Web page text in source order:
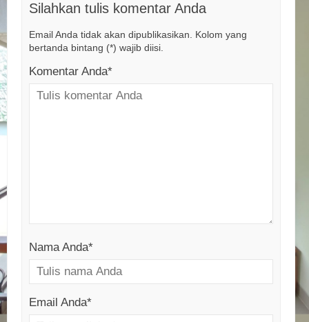
Silahkan tulis komentar Anda
Email Anda tidak akan dipublikasikan. Kolom yang
bertanda bintang (*) wajib diisi.
Komentar Anda*
Nama Anda*
Email Anda*